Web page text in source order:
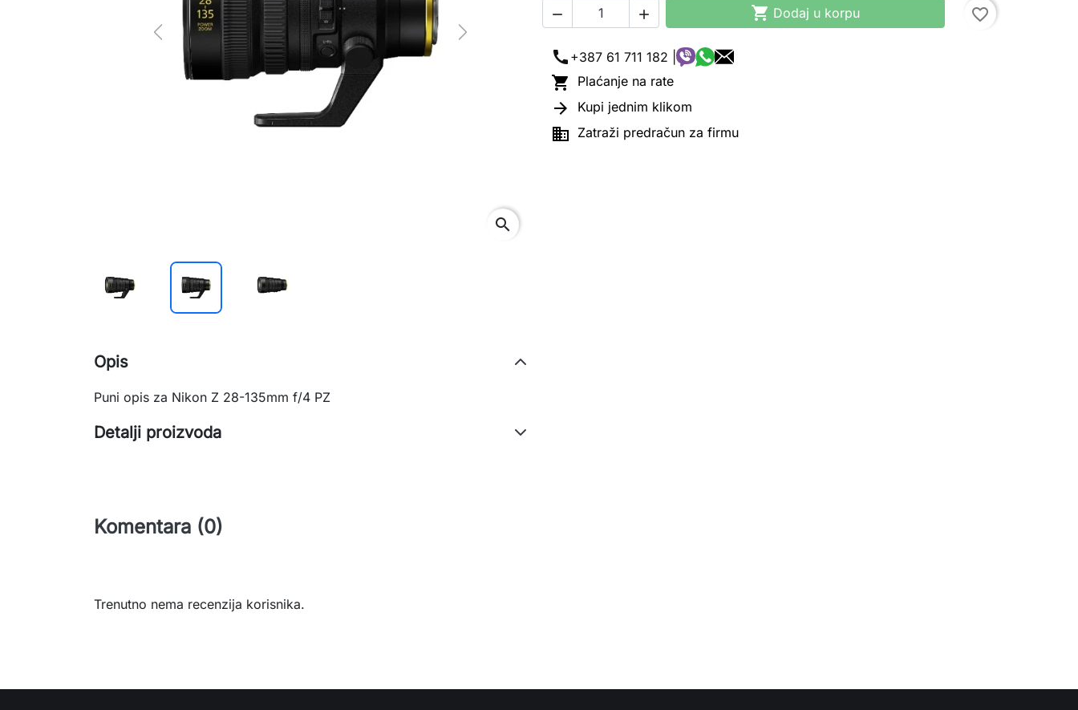
Previous Next
search
   Dodaj u korpu favorite_border
call +387 61 711 182 |
 Plaćanje na rate
 Kupi jednim klikom
 Zatraži predračun za firmu
Opis
Puni opis za Nikon Z 28-135mm f/4 PZ
Detalji proizvoda
Komentara (0)
Trenutno nema recenzija korisnika.